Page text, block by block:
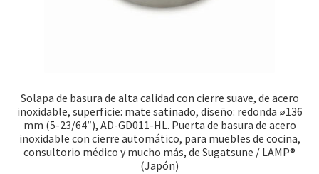
Solapa de basura de alta calidad con cierre suave, de acero
inoxidable, superficie: mate satinado, diseño: redonda ⌀136
mm (5-23/64″), AD-GD011-HL. Puerta de basura de acero
inoxidable con cierre automático, para muebles de cocina,
consultorio médico y mucho más, de Sugatsune / LAMP®
(Japón)